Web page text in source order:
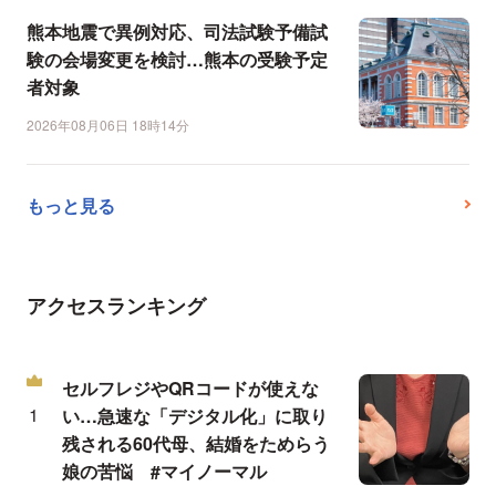
熊本地震で異例対応、司法試験予備試
験の会場変更を検討…熊本の受験予定
者対象
2026年08月06日 18時14分
もっと見る
アクセスランキング
セルフレジやQRコードが使えな
い…急速な「デジタル化」に取り
残される60代母、結婚をためらう
娘の苦悩 #マイノーマル